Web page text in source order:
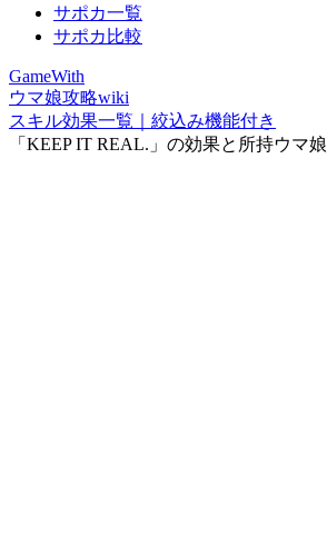
サポカ一覧
サポカ比較
GameWith
ウマ娘攻略wiki
スキル効果一覧｜絞込み機能付き
「KEEP IT REAL.」の効果と所持ウマ娘